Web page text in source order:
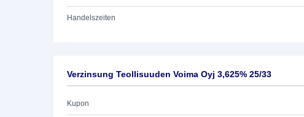
Handelszeiten
Verzinsung Teollisuuden Voima Oyj 3,625% 25/33
Kupon